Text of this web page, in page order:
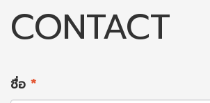
CONTACT
ชื่อ *